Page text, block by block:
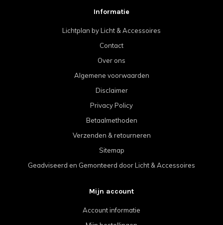
Informatie
Lichtplan by Licht & Accessoires
Contact
Over ons
Algemene voorwaarden
Disclaimer
Privacy Policy
Betaalmethoden
Verzenden & retourneren
Sitemap
Geadviseerd en Gemonteerd door Licht & Accessoires
Mijn account
Account informatie